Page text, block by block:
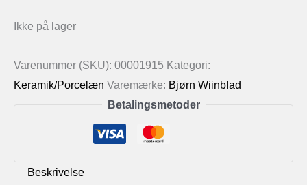
Ikke på lager
Varenummer (SKU): 00001915 Kategori:
Keramik/Porcelæn Varemærke: Bjørn Wiinblad
Betalingsmetoder
Beskrivelse